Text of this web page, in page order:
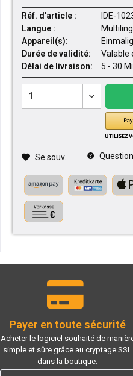
Réf. d'article :
IDE-
Langue :
Appareil(s):
Durée de validité:
Valable
Délai de livraison:
5 - 30
Se souv.
Payer en toute sécurité
Acheter le logiciel souhaité de
simple et sûre grâce au cryptage SSL
dans la boutique.